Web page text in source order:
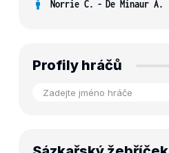
Norrie C. - De Minaur A.
Profily hráčů